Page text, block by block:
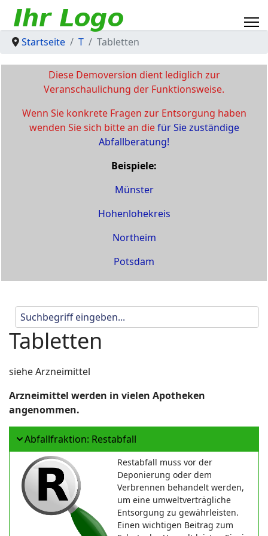
Startseite T Tabletten
Diese Demoversion dient lediglich zur
Veranschaulichung der Funktionsweise.
Wenn Sie konkrete Fragen zur Entsorgung haben
wenden Sie sich bitte an diefür Sie zuständige
Abfallberatung!
Beispiele:
Münster
Hohenlohekreis
Northeim
Potsdam
Tabletten
siehe Arzneimittel
Arzneimittel werden in vielen Apotheken
angenommen.
Abfallfraktion: Restabfall
Restabfall muss vor der
Deponierung oder dem
Verbrennen behandelt werden,
um eine umweltverträgliche
Entsorgung zu gewährleisten.
Einen wichtigen Beitrag zum